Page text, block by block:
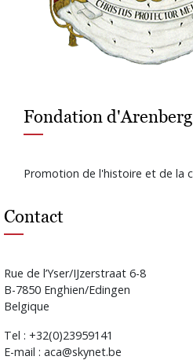
Fondation d'Arenberg
Promotion de l'histoire et de la
Contact
Rue de l’Yser/IJzerstraat 6-8
B-7850 Enghien/Edingen
Belgique
Tel : +32(0)23959141
E-mail : aca@skynet.be